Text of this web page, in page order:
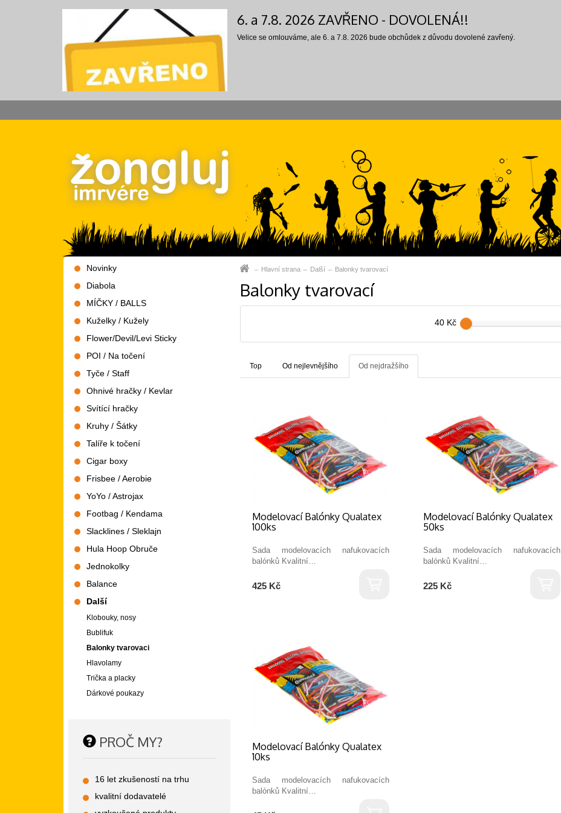
6. a 7.8. 2026 ZAVŘENO - DOVOLENÁ!!
Velice se omlouváme, ale 6. a 7.8. 2026 bude obchůdek z důvodu dovolené zavřený.
Hlavní
Hlavní strana Další Balonky tvarovací
Balonky tvarovací
40 Kč
Top Od nejlevnějšího Od nejdražšího
Modelovací Balónky Qualatex
100ks
Sada modelovacích nafukovacích
balónků Kvalitní…
425 Kč
Modelovací Balónky Qualatex
50ks
Sada modelovacích nafukovacích
balónků Kvalitní…
225 Kč
Modelovací Balónky Qualatex
10ks
Sada modelovacích nafukovacích
balónků Kvalitní…
Novinky
Diabola
MÍČKY / BALLS
Kuželky / Kužely
Flower/Devil/Levi Sticky
POI / Na točení
Tyče / Staff
Ohnivé hračky / Kevlar
Svítící hračky
Kruhy / Šátky
Talíře k točení
Cigar boxy
Frisbee / Aerobie
YoYo / Astrojax
Footbag / Kendama
Slacklines / Sleklajn
Hula Hoop Obruče
Jednokolky
Balance
Další
Klobouky, nosy
Bublifuk
Balonky tvarovaci
Hlavolamy
Trička a placky
Dárkové poukazy
PROČ MY?
16 let zkušeností na trhu
kvalitní dodavatelé